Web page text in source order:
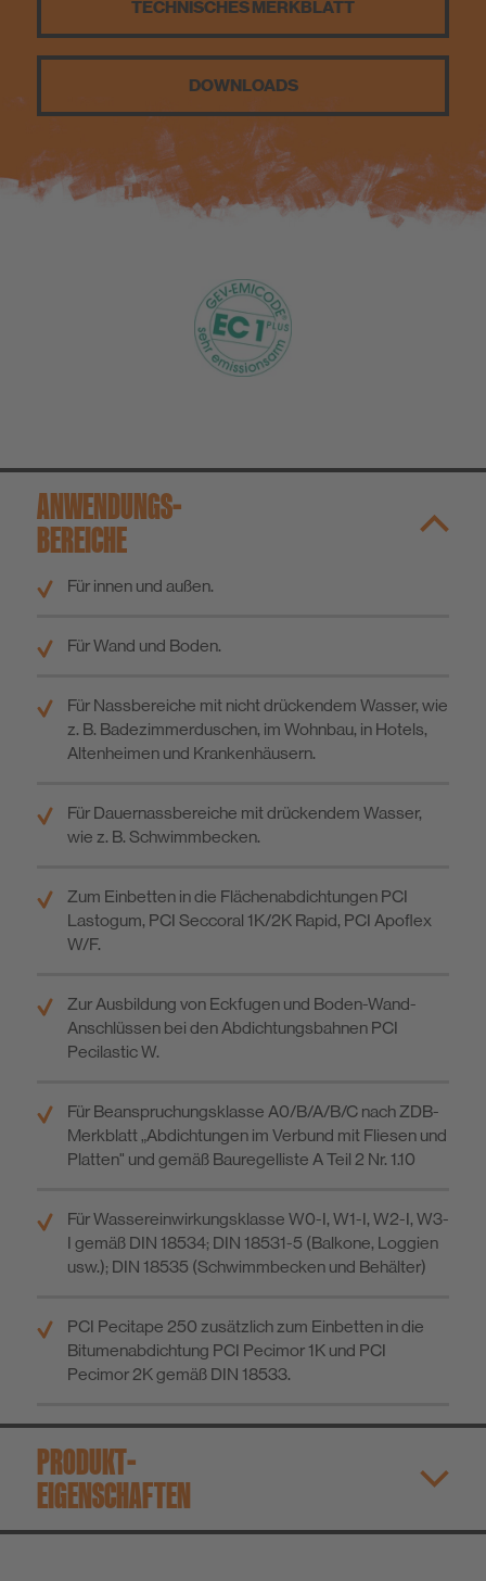
Nachhaltigkeit
TECHNISCHES MERKBLATT
DOWNLOADS
ANWENDUNGS­
BEREICHE
Für innen und außen.
Für Wand und Boden.
Für Nassbereiche mit nicht drückendem Wasser, wie
z. B. Badezimmerduschen, im Wohnbau, in Hotels,
Altenheimen und Krankenhäusern.
Für Dauernassbereiche mit drückendem Wasser,
wie z. B. Schwimmbecken.
Zum Einbetten in die Flächenabdichtungen PCI
Lastogum, PCI Seccoral 1K/2K Rapid, PCI Apoflex
W/F.
Zur Ausbildung von Eckfugen und Boden-Wand-
Anschlüssen bei den Abdichtungsbahnen PCI
Pecilastic W.
Für Beanspruchungsklasse A0/B/A/B/C nach ZDB-
Merkblatt „Abdichtungen im Verbund mit Fliesen und
Platten" und gemäß Bauregelliste A Teil 2 Nr. 1.10
Für Wassereinwirkungsklasse W0-I, W1-I, W2-I, W3-
I gemäß DIN 18534; DIN 18531-5 (Balkone, Loggien
usw.); DIN 18535 (Schwimmbecken und Behälter)
PCI Pecitape 250 zusätzlich zum Einbetten in die
Bitumenabdichtung PCI Pecimor 1K und PCI
Pecimor 2K gemäß DIN 18533.
PRODUKT­
EIGENSCHAFTEN